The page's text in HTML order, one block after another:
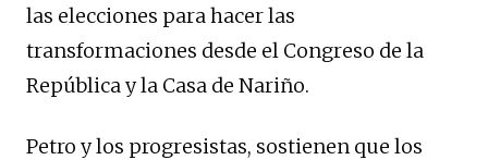
las elecciones para hacer las
transformaciones desde el Congreso de la
República y la Casa de Nariño.
Petro y los progresistas, sostienen que los